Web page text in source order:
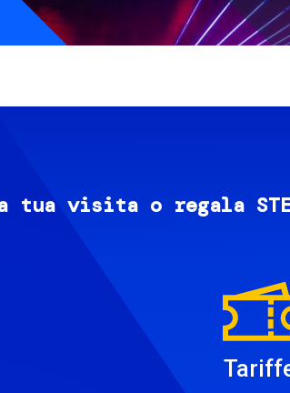
visita o regala